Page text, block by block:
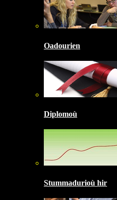
Oadourien
Diplomoù
Stummadurioù hir